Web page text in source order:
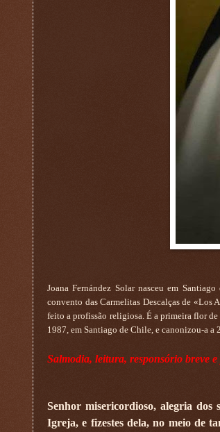
Joana Fernández Solar nasceu em
convento das Carmelitas Descalças de «Los
feito a profissão religiosa. É a primeira flor
1987, em Santiago de Chile, e canonizou-a a
Salmodia, leitura, responsório breve
Senhor misericordioso, alegria
Igreja, e fizestes dela, no meio de